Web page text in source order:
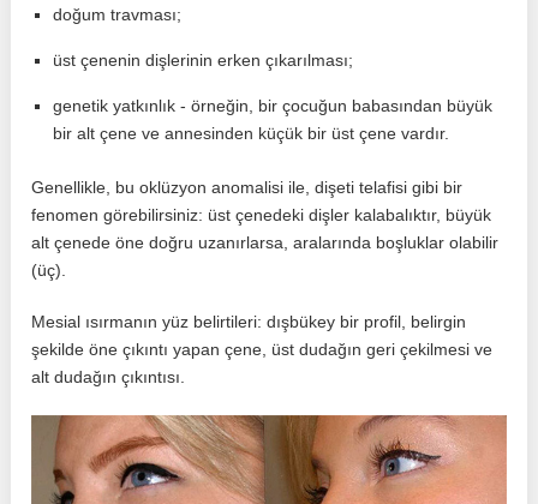
doğum travması;
üst çenenin dişlerinin erken çıkarılması;
genetik yatkınlık - örneğin, bir çocuğun babasından büyük
bir alt çene ve annesinden küçük bir üst çene vardır.
Genellikle, bu oklüzyon anomalisi ile, dişeti telafisi gibi bir
fenomen görebilirsiniz: üst çenedeki dişler kalabalıktır, büyük
alt çenede öne doğru uzanırlarsa, aralarında boşluklar olabilir
(üç).
Mesial ısırmanın yüz belirtileri: dışbükey bir profil, belirgin
şekilde öne çıkıntı yapan çene, üst dudağın geri çekilmesi ve
alt dudağın çıkıntısı.